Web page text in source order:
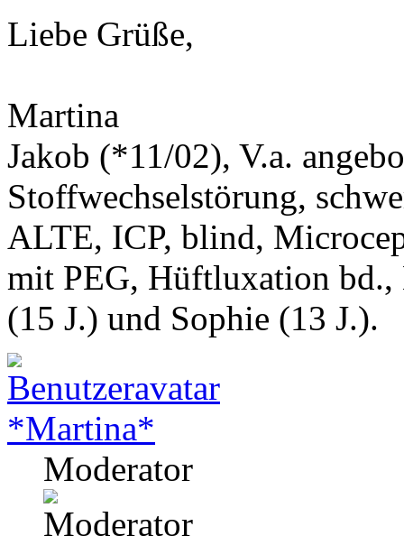
Liebe Grüße,
Martina
Jakob (*11/02), V.a.
Stoffwechselstörung,
ALTE, ICP, blind,
mit PEG, Hüftluxation bd.,
(15 J.) und Sophie (13 J.).
*Martina*
Moderator